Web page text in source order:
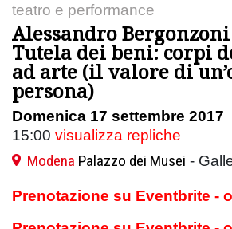
teatro e performance
Alessandro Bergonzoni
Tutela dei beni: corpi
ad arte (il valore di
persona)
Domenica 17 settembre 2017
15:00 visualizza repliche
Modena Palazzo dei Musei -
Prenotazione su Eventbrite -